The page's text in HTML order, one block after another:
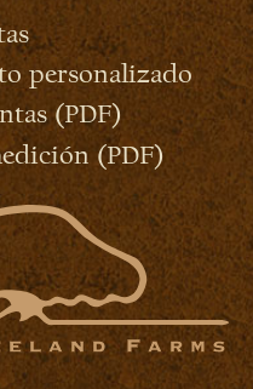
personalizado
(PDF)
(PDF)